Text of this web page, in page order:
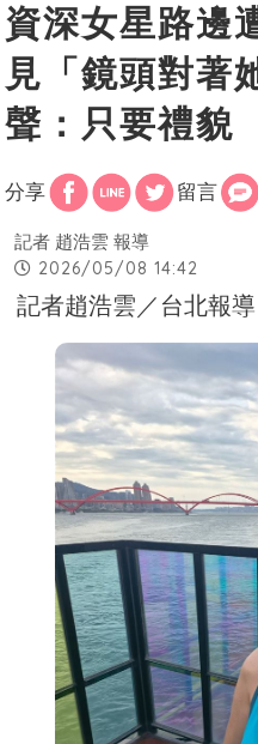
資深女星路邊
見「鏡頭對
聲：只要禮貌
分享 留言
記者 趙浩雲 報導
2026/05/08 14:42
記者趙浩雲／台北報導